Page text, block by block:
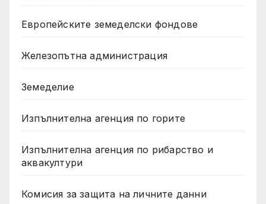
Европейските земеделски фондове
Железопътна администрация
Земеделие
Изпълнителна агенция по горите
Изпълнителна агенция по рибарство и
аквакултури
Комисия за защита на личните данни